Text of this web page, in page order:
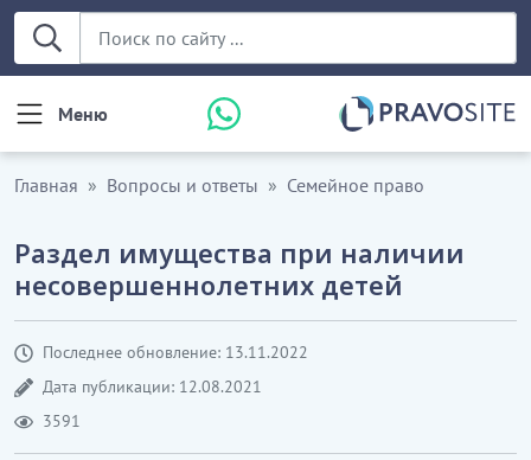
Меню
Главная Вопросы и ответы Семейное право
Раздел имущества при наличии
несовершеннолетних детей
Последнее обновление: 13.11.2022
Дата публикации: 12.08.2021
3591